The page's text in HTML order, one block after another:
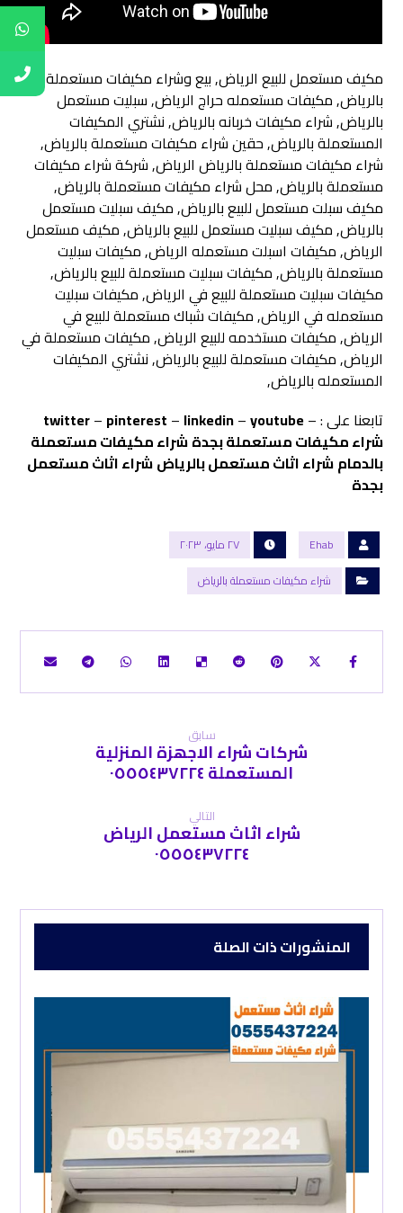
مكيف مستعمل للبيع الرياض, بيع وشراء مكيفات مستعملة
بالرياض, مكيفات مستعمله حراج الرياض, سبليت مستعمل
بالرياض, شراء مكيفات خربانه بالرياض, نشتري المكيفات
المستعملة بالرياض, حقين شراء مكيفات مستعملة بالرياض,
شراء مكيفات مستعملة بالرياض الرياض, شركة شراء مكيفات
مستعملة بالرياض, محل شراء مكيفات مستعملة بالرياض,
مكيف سبلت مستعمل للبيع بالرياض, مكيف سبليت مستعمل
بالرياض, مكيف سبليت مستعمل للبيع بالرياض, مكيف مستعمل
الرياض, مكيفات اسبلت مستعمله الرياض, مكيفات سبليت
مستعملة بالرياض, مكيفات سبليت مستعملة للبيع بالرياض,
مكيفات سبليت مستعملة للبيع في الرياض, مكيفات سبليت
مستعمله في الرياض, مكيفات شباك مستعملة للبيع في
الرياض, مكيفات مستخدمه للبيع الرياض, مكيفات مستعملة في
الرياض, مكيفات مستعملة للبيع بالرياض, نشتري المكيفات
المستعمله بالرياض,
تابعنا على : –
twitter– pinterest – linkedin–youtube
شراء مكيفات مستعملة بجدةشراء مكيفات مستعملة
بالدمامشراء اثاث مستعمل بالرياضشراء اثاث مستعمل
بجدة
Ehab
٢٧ مايو، ٢٠٢٣
شراء مكيفات مستعملة بالرياض
سابق
شركات شراء الاجھزة المنزلیة
المستعملة ٠٥٥٥٤٣٧٢٢٤
التالي
شراء اثاث مستعمل الریاض
٠٥٥٥٤٣٧٢٢٤
المنشورات ذات الصلة